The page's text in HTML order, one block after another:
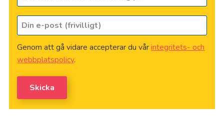
med?
kan
nå
dig
på *
Din
e-
post
(frivilligt)
Genom att gå vidare accepterar du vårintegritets- och
webbplatspolicy.
Skicka